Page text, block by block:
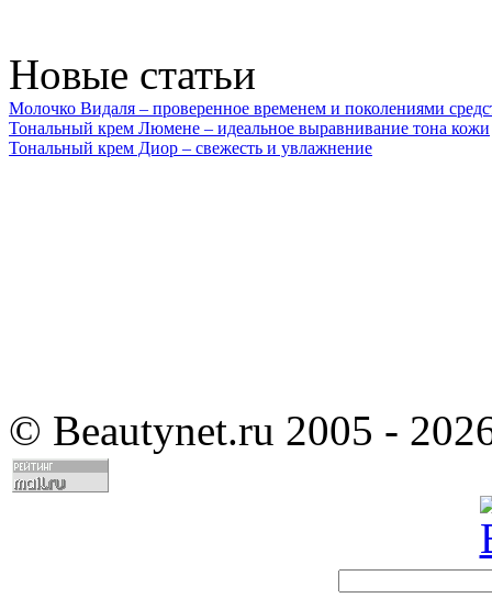
Новые статьи
Молочко Видаля – проверенное временем и поколениями
Тональный крем Люмене – идеальное выравнивание тона кожи
Тональный крем Диор – свежесть и увлажнение
© Beautynet.ru 2005 -